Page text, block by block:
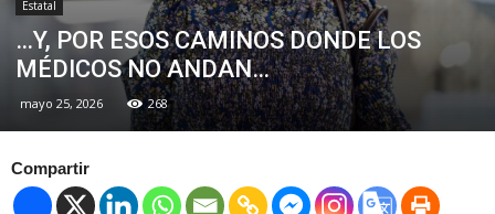
Estatal
…Y, POR ESOS CAMINOS DONDE LOS
MÉDICOS NO ANDAN…
mayo 25, 2026 268
Compartir